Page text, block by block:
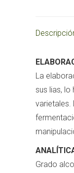
La
sus lias,
varietales.
Grado